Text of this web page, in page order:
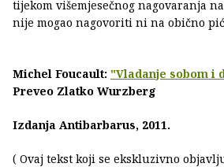
tijekom višemjesečnog nagovaranja
nije mogao nagovoriti ni na obično
Michel Foucault: "Vladanje sobom i
Preveo Zlatko Wurzberg
Izdanja Antibarbarus, 2011.
( Ovaj tekst koji se ekskluzivno